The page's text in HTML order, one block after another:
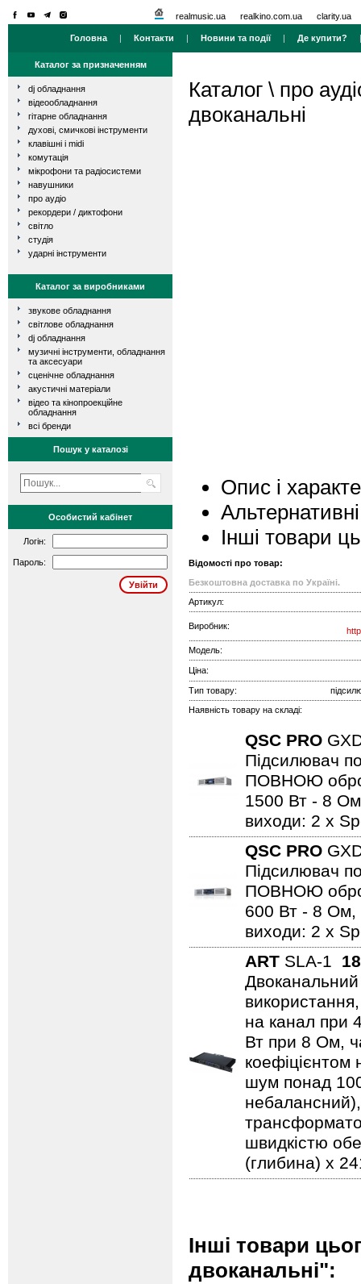
realmusic.ua realkino.com.ua clarity.ua
Головна | Контакти | Новини та події| Де купити?
Каталог за призначенням
dj обладнання
відеообладнання
гітарне обладнання
духові, смичкові інструменти
клавішні і midi
комутація
мікрофони та радіосистеми
навушники
про аудіо
рекордери / диктофони
світло
студія
ударні інструменти
Каталог за виробниками
звукове обладнання
світлове обладнання
dj обладнання
музичні інструменти, обладнання
та аксесуари
сценічне обладнання
акустичні матеріали
відео та кінопроекційне
обладнання
всі бренди
Пошук у каталозі
Особистий кабінет
Логін:
Пароль:
Каталог \ про
двоканальні
Опис і
Інші товари
Відомості про товар:
Безкоштовна доставка по Україні.
Артикул:
Виробник:
Модель:
Ціна:
Тип товару:
Наявність товару на складі:
QSC PRO
Підсилювач
ПОВНОЮ
1500 Вт - 8
виходи: 2 х
QSC PRO
Підсилювач
ПОВНОЮ
600 Вт - 8 Ом,
виходи: 2 х
ART SLA-1
на канал при
Вт при 8 Ом,
шум понад
швидкістю
(глибина) x
Інші товари
двоканальні":